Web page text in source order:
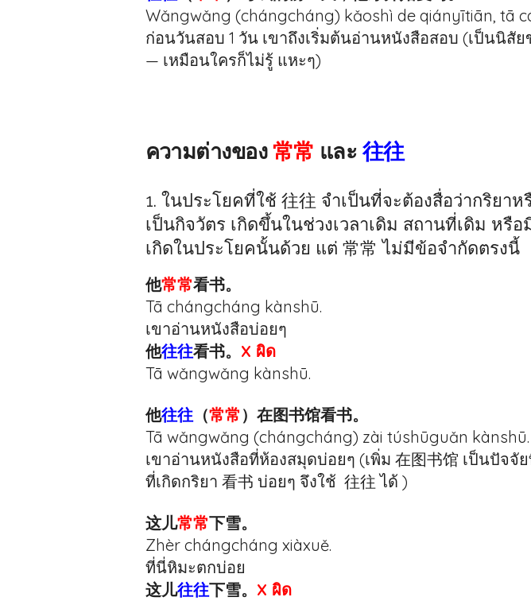
Wǎngwǎng (chángcháng) kǎoshì de qiányītiān, tā
ก่อนวันสอบ 1 วัน เขาถึงเริ่มต้นอ่านหนังสือสอบ (เป็นนิสั
— เหมือนใครก็ไม่รู้ แหะๆ)
ความต่างของ常常 และ往往
1. ในประโยคที่ใช้ 往往 จำเป็นที่จะต้องสื่อว่ากริยา
เป็นกิจวัตร เกิดขึ้นในช่วงเวลาเดิม สถานที่เดิม หรื
เกิดในประโยคนั้นด้วย แต่ 常常 ไม่มีข้อจำกัดตรงนี้
他常常看书。
Tā chángcháng kànshū.
เขาอ่านหนังสือบ่อยๆ
他往往看书。 X ผิด
Tā wǎngwǎng kànshū.
他往往（常常 ）在图书馆看书。
Tā wǎngwǎng (chángcháng) zài túshūguǎn kànshū.
เขาอ่านหนังสือที่ห้องสมุดบ่อยๆ (เพิ่ม 在图书馆 เป็นปัจจั
ที่เกิดกริยา 看书 บ่อยๆ จึงใช้ 往往 ได้ )
这儿常常下雪。
Zhèr chángcháng xiàxuě.
ที่นี่หิมะตกบ่อย
这儿往往下雪。 X ผิด